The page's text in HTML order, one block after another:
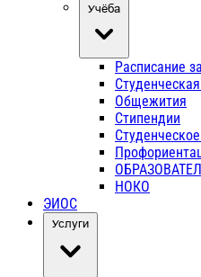
Учёба
Расписание
Общежития
Стипендии
НОКО
ЭИОС
Услуги